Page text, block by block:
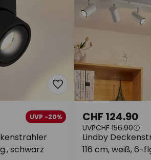
schwarz
UVP -20%
Lindby
116 cm, weiß, 6-
CHF 124.90
UVPCHF 156.90